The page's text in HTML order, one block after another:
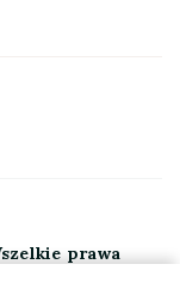
prawa